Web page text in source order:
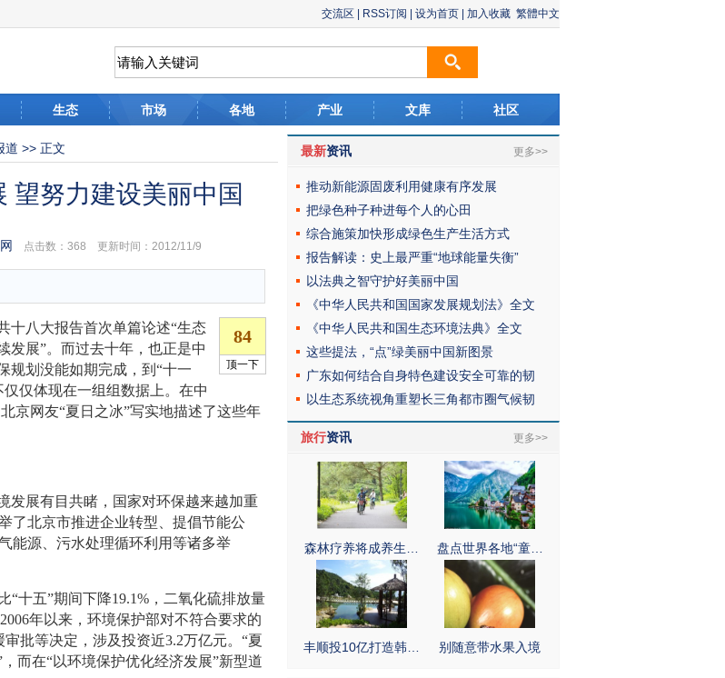
交流区 RSS订阅 设为首页 加入收藏 繁體中文
生态 市场 各地 产业 文库 社区
道 >> 正文
望努力建设美丽中国
点击数：368 更新时间：2012/11/9
八大报告首次单篇论述“生态
发展”。而过去十年，也正是中
规划没能如期完成，到“十一
仅体现在一组组数据上。在中
京网友“夏日之冰”写实地描述了这些年
展有目共睹，国家对环保越来越加重
了北京市推进企业转型、提倡节能公
能源、污水处理循环利用等诸多举
五”期间下降19.1%，二氧化硫排放量
年以来，环境保护部对不符合要求的
批等决定，涉及投资近3.2万亿元。“夏
而在“以环境保护优化经济发展”新型道
最新资讯 更多>>
推动新能源固废利用健康有序发展
把绿色种子种进每个人的心田
综合施策加快形成绿色生产生活方式
报告解读：史上最严重“地球能量失衡”
以法典之智守护好美丽中国
《中华人民共和国国家发展规划法》全文
《中华人民共和国生态环境法典》全文
这些提法，“点”绿美丽中国新图景
广东如何结合自身特色建设安全可靠的韧
以生态系统视角重塑长三角都市圈气候韧
旅行资讯 更多>>
森林疗养将成养生… 盘点世界各地“童…
丰顺投10亿打造韩… 别随意带水果入境